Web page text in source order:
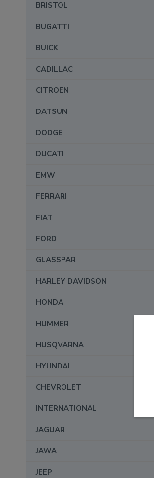
BRISTOL
BUGATTI
BUICK
CADILLAC
CITROEN
DATSUN
DODGE
DUCATI
EMW
FERRARI
FIAT
FORD
GLASSPAR
HARLEY DAVIDSON
HONDA
HUMMER
HUSQVARNA
HYUNDAI
CHEVROLET
INTERNATIONAL
JAGUAR
JAWA
JEEP